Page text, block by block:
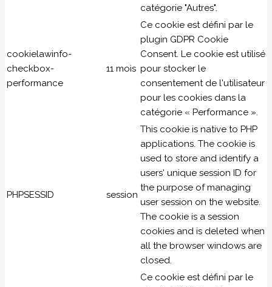
catégorie "Autres".
cookielawinfo-
checkbox-
performance
11 mois
Ce cookie est défini par le
plugin GDPR Cookie
Consent. Le cookie est utilisé
pour stocker le
consentement de l'utilisateur
pour les cookies dans la
catégorie « Performance ».
PHPSESSID session
This cookie is native to PHP
applications. The cookie is
used to store and identify a
users' unique session ID for
the purpose of managing
user session on the website.
The cookie is a session
cookies and is deleted when
all the browser windows are
closed.
Ce cookie est défini par le